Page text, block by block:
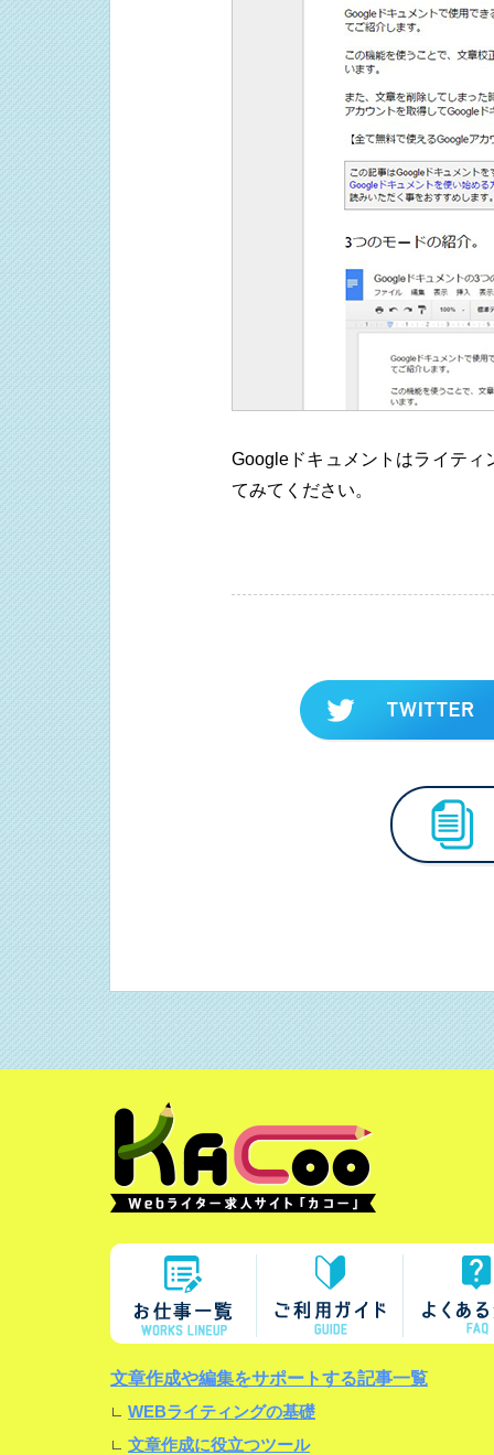
Googleドキュメントはライテ
てみてください。
文章作成や編集をサポートする記事一覧
WEBライティングの基礎
文章作成に役立つツール